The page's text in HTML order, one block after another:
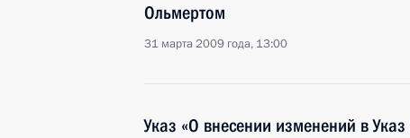
Ольмертом
31 марта 2009 года, 13:00
Указ «О внесении изменений в